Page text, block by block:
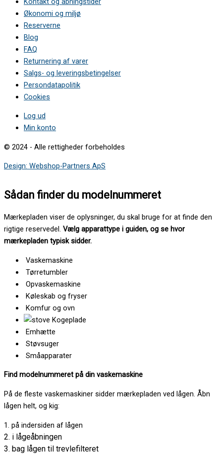
Økonomi og miljø
Reserverne
Blog
FAQ
Returnering af varer
Salgs- og leveringsbetingelser
Persondatapolitik
Cookies
Log ud
Min konto
© 2024 - Alle rettigheder forbeholdes
Design: Webshop-Partners ApS
Sådan finder du modelnummeret
Mærkepladen viser de oplysninger, du skal bruge for at finde den
rigtige reservedel. Vælg apparattype i guiden, og se hvor
mærkepladen typisk sidder.
Vaskemaskine
Tørretumbler
Opvaskemaskine
Køleskab og fryser
Komfur og ovn
Kogeplade
Emhætte
Støvsuger
Småapparater
Find modelnummeret på din vaskemaskine
På de fleste vaskemaskiner sidder mærkepladen ved lågen. Åbn
lågen helt, og kig:
1. på indersiden af lågen
2. i lågeåbningen
3. bag lågen til trevlefilteret